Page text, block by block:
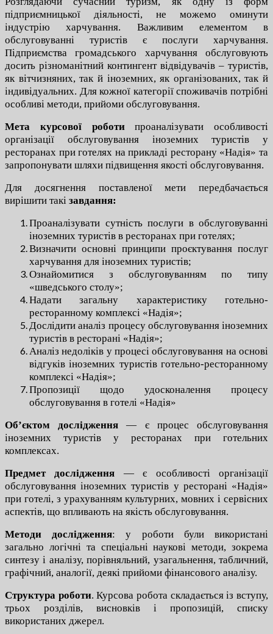
підприємницької діяльності, не можемо оминути
індустрію харчування. Важливим елементом в
обслуговуванні туристів є послуги харчування.
Підприємства громадського харчування обслуговують
досить різноманітний контингент відвідувачів – туристів,
як вітчизняних, так й іноземних, як організованих, так й
індивідуальних. Для кожної категорії споживачів потрібні
особливі методи, прийоми обслуговування.
Мета курсової роботипроаналізувати особливості
організації обслуговування іноземних туристів у
ресторанах при готелях на прикладі ресторану «Надія» та
запропонувати шляхи підвищення якості обслуговування.
Для досягнення поставленої мети передбачається
вирішити такі завдання:
Проаналізувати сутність послуги в обслуговуванні
іноземних туристів в ресторанах при готелях;
Визначити основні принципи проєктування послуг
харчування для іноземних туристів;
Ознайомитися з обслуговуванням по типу
«шведського столу»;
Надати загальну характеристику готельно-
ресторанному комплексі «Надія»;
Дослідити аналіз процесу обслуговування іноземних
туристів в ресторані «Надія»;
Аналіз недоліків у процесі обслуговування на основі
відгуків іноземних туристів готельно-ресторанному
комплексі «Надія»;
Пропозиції щодо удосконалення процесу
обслуговування в готелі «Надія»
Об’єктом дослідження — є процес обслуговування
іноземних туристів у ресторанах при готельних
комплексах.
Предмет дослідження — є особливості організації
обслуговування іноземних туристів у ресторані «Надія»
при готелі, з урахуванням культурних, мовних і сервісних
аспектів, що впливають на якість обслуговування.
Методи дослідження: у роботи були використані
загально логічні та спеціальні наукові методи, зокрема
синтезу і аналізу, порівняльний, узагальнення, табличний,
графічний, аналогії, деякі прийоми фінансового аналізу.
Структура роботи. Курсова робота складається із вступу,
трьох розділів, висновків і пропозицій, списку
використаних джерел.